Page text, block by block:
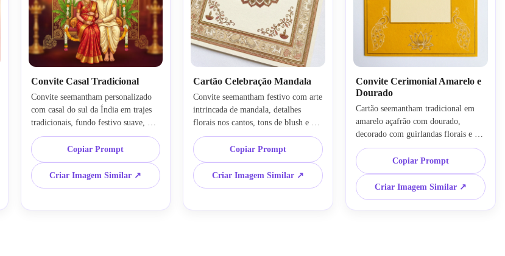
Convite Casal Tradicional
Convite seemantham personalizado
com casal do sul da Índia em trajes
tradicionais, fundo festivo suave,
detalhes florais e dourados, tom de
celebração acolhedor, composição
equilibrada, arte ilustrada detalhada,
painel elegante de texto em branco,
estilo enraizado na cultura, visual
compartilhamento digital
Copiar Prompt
Criar Imagem Similar ↗
Cartão Celebração Mandala
Convite seemantham festivo com arte
intrincada de mandala, detalhes
florais nos cantos, tons de blush e
dourado, tema de celebração de chá
de bebê indiano, borda sofisticada
em camadas, espaço central para
texto, acabamento ornamental
detalhado, composição premium
elegante e alegre, estilo decorativo
Copiar Prompt
Criar Imagem Similar ↗
Convite Cerimonial Amarelo e
Dourado
Cartão seemantham tradicional em
amarelo açafrão com dourado,
decorado com guirlandas florais e
motivos leves de rangoli, estética de
cerimônia auspiciosa indiana, layout
vertical elegante, energia festiva
acolhedora, espaço branco para texto
limpo, superfície de convite
texturizada premium, design
Copiar Prompt
Criar Imagem Similar ↗